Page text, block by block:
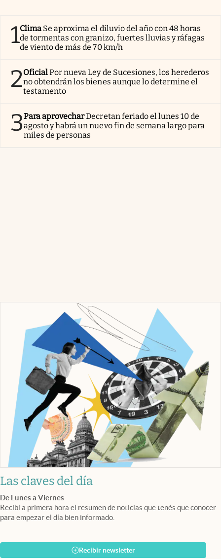
1Clima Se aproxima el diluvio del año con 48 horas
de tormentas con granizo, fuertes lluvias y ráfagas
de viento de más de 70 km/h
2OficialPor nueva Ley de Sucesiones, los herederos
no obtendrán los bienes aunque lo determine el
testamento
3Para aprovecharDecretan feriado el lunes 10 de
agosto y habrá un nuevo fin de semana largo para
miles de personas
Las claves del día
De Lunes a Viernes
Recibí a primera hora el resumen de noticias que tenés que conocer
para empezar el día bien informado.
Recibir newsletter